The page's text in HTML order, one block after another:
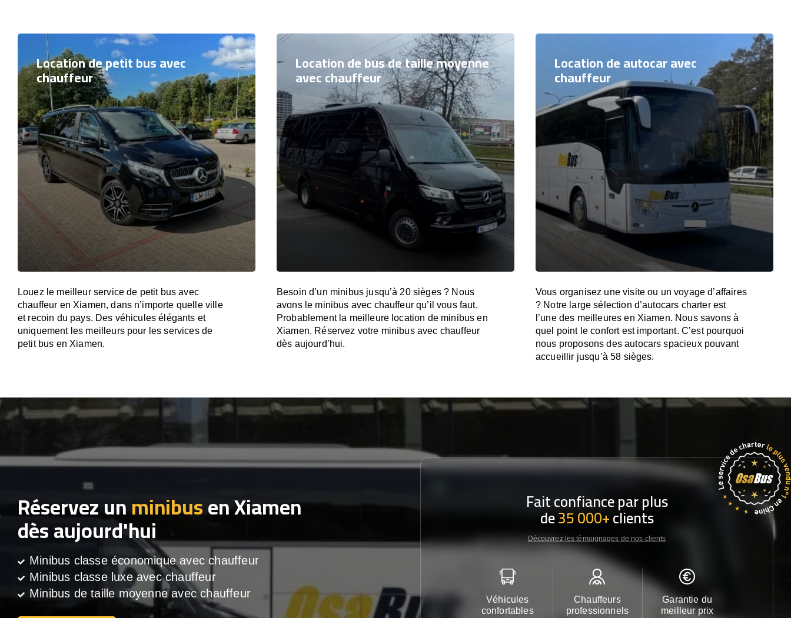
Location de petit bus avec
chauffeur
Louez le meilleur service de petit bus avec
chauffeur en Xiamen, dans n’importe quelle ville
et recoin du pays. Des véhicules élégants et
uniquement les meilleurs pour les services de
petit bus en Xiamen.
Location de bus de taille moyenne
avec chauffeur
Besoin d’un minibus jusqu’à 20 sièges ? Nous
avons le minibus avec chauffeur qu’il vous faut.
Probablement la meilleure location de minibus en
Xiamen. Réservez votre minibus avec chauffeur
dès aujourd’hui.
Location de autocar avec
chauffeur
Vous organisez une visite ou un voyage d’affaires
? Notre large sélection d’autocars charter est
l’une des meilleures en Xiamen. Nous savons à
quel point le confort est important. C’est pourquoi
nous proposons des autocars spacieux pouvant
accueillir jusqu’à 58 sièges.
Réservez unminibusen Xiamen
dès aujourd'hui
Minibus classe économique avec chauffeur
Minibus classe luxe avec chauffeur
Minibus de taille moyenne avec chauffeur
Fait confiance par plus
de35 000+clients
Découvrez les témoignages de nos clients
Véhicules
confortables
Chauffeurs
professionnels
Garantie du
meilleur prix